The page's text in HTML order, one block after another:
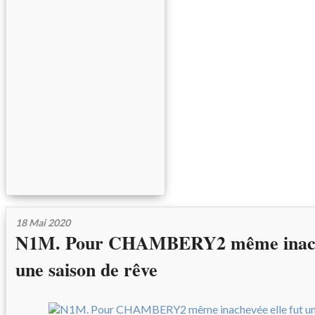
18 Mai 2020
N1M. Pour CHAMBERY2 même
une saison de rêve